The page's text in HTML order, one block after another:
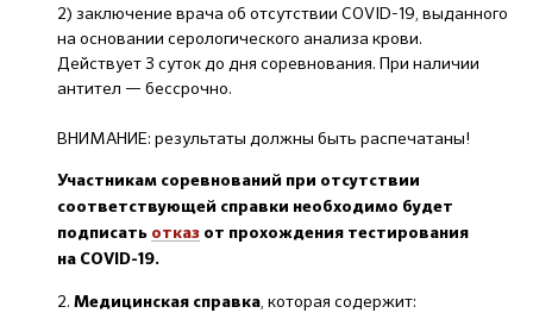
2) заключение врача об отсутствии COVID-19, выданного
на основании серологического анализа крови.
Действует 3 суток до дня соревнования. При наличии
антител — бессрочно.
ВНИМАНИЕ: результаты должны быть распечатаны!
Участникам соревнований при отсутствии
соответствующей справки необходимо будет
подписать отказ от прохождения тестирования
на COVID-19.
2. Медицинская справка, которая содержит: